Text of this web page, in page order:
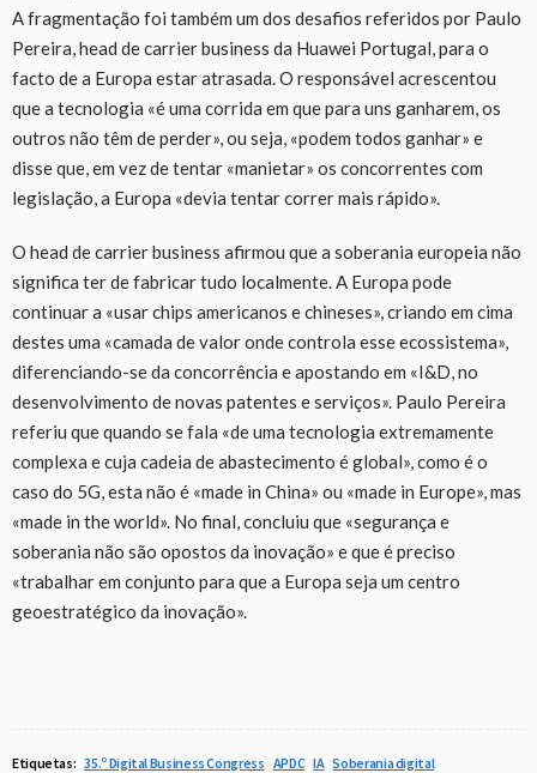
A fragmentação foi também um dos desafios referidos por Paulo
Pereira, head de carrier business da Huawei Portugal, para o
facto de a Europa estar atrasada. O responsável acrescentou
que a tecnologia «é uma corrida em que para uns ganharem, os
outros não têm de perder», ou seja, «podem todos ganhar» e
disse que, em vez de tentar «manietar» os concorrentes com
legislação, a Europa «devia tentar correr mais rápido».
O head de carrier business afirmou que a soberania europeia não
significa ter de fabricar tudo localmente. A Europa pode
continuar a «usar chips americanos e chineses», criando em cima
destes uma «camada de valor onde controla esse ecossistema»,
diferenciando-se da concorrência e apostando em «I&D, no
desenvolvimento de novas patentes e serviços». Paulo Pereira
referiu que quando se fala «de uma tecnologia extremamente
complexa e cuja cadeia de abastecimento é global», como é o
caso do 5G, esta não é «made in China» ou «made in Europe», mas
«made in the world». No final, concluiu que «segurança e
soberania não são opostos da inovação» e que é preciso
«trabalhar em conjunto para que a Europa seja um centro
geoestratégico da inovação».
Etiquetas: 35.º Digital Business Congress APDC IA Soberania digital